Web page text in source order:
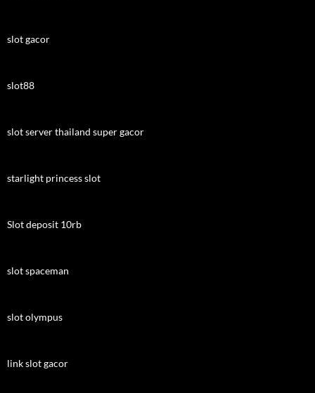
slot gacor
slot88
slot server thailand super gacor
starlight princess slot
Slot deposit 10rb
slot spaceman
slot olympus
link slot gacor